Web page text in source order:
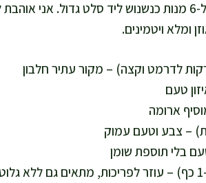
המתכון מספיק לכ-4 מנות משפחתיות, או ל-6 מנות כנשנוש ליד
ומלא ויטמינים.